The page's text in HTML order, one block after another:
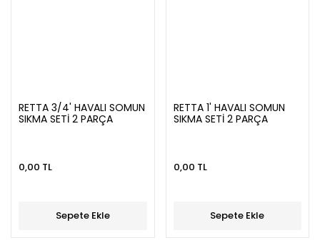
RETTA 3/4' HAVALI SOMUN
SIKMA SETİ 2 PARÇA
0,00 TL
Sepete Ekle
RETTA 1' HAVALI SOMUN
SIKMA SETİ 2 PARÇA
0,00 TL
Sepete Ekle